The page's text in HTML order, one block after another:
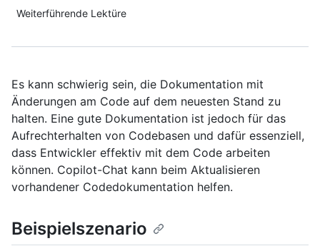
Weiterführende Lektüre
Es kann schwierig sein, die Dokumentation mit
Änderungen am Code auf dem neuesten Stand zu
halten. Eine gute Dokumentation ist jedoch für das
Aufrechterhalten von Codebasen und dafür essenziell,
dass Entwickler effektiv mit dem Code arbeiten
können. Copilot-Chat kann beim Aktualisieren
vorhandener Codedokumentation helfen.
Beispielszenario